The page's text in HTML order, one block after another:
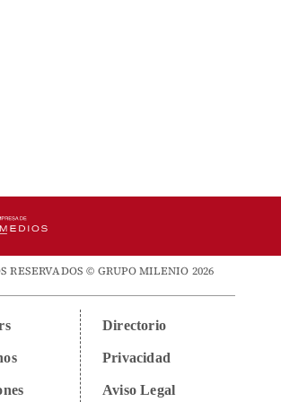
RESERVADOS © GRUPO MILENIO 2026
Directorio
Privacidad
Aviso Legal